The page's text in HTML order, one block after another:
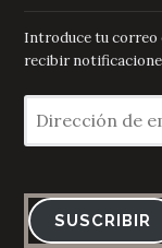
Introduce tu correo
recibir
de
email
SUSCRIBIR